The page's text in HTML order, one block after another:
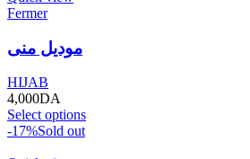
Fermer
موديل منى
HIJAB
4,000DA
Select options
-17%Sold out